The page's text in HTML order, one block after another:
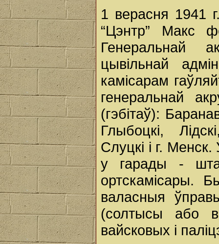
1 верасня 1941
“Цэнтр” Макс
Генеральнай
цывільнай
камісарам
генеральнай
(гэбітаў):
Глыбоцкі,
Слуцкі і г.
у гарады -
ортскамісары.
валасныя
(солтысы або
вайсковых і